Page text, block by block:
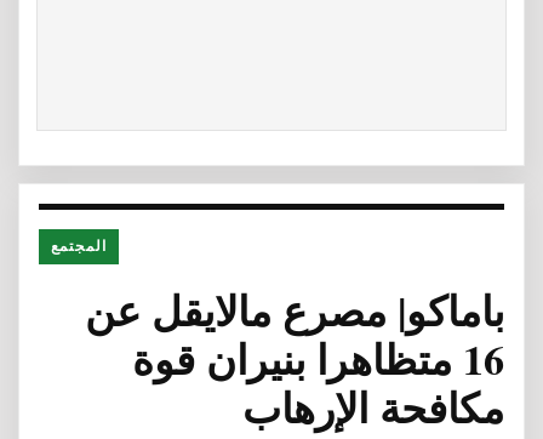
المجتمع
باماكو| مصرع مالايقل عن
16 متظاهرا بنيران قوة
مكافحة الإرهاب